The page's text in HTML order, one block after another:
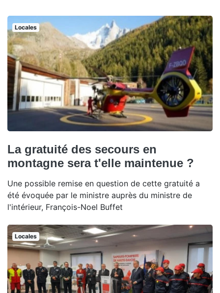
Locales
La gratuité des secours en
montagne sera t'elle maintenue ?
Une possible remise en question de cette gratuité a
été évoquée par le ministre auprès du ministre de
l'intérieur, François-Noel Buffet
Locales